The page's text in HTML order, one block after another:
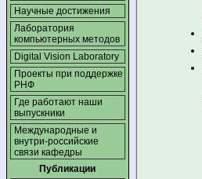
Научные достижения
Лаборатория
компьютерных методов
Digital Vision Laboratory
Проекты при поддержке
РНФ
Где работают наши
выпускники
Международные и
внутри-российские
связи кафедры
Публикации